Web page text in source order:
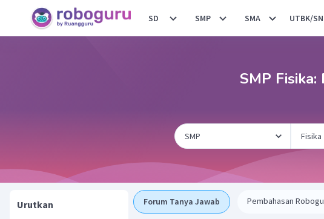
SD SMP SMA UTBK/
SMP
Urutkan Forum Tanya Jawab Pembahasan